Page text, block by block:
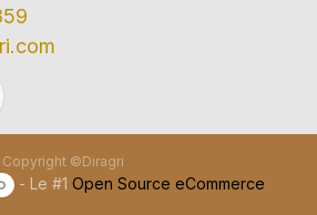
Copyright ©Diragri
- Le #1Open Source eCommerce